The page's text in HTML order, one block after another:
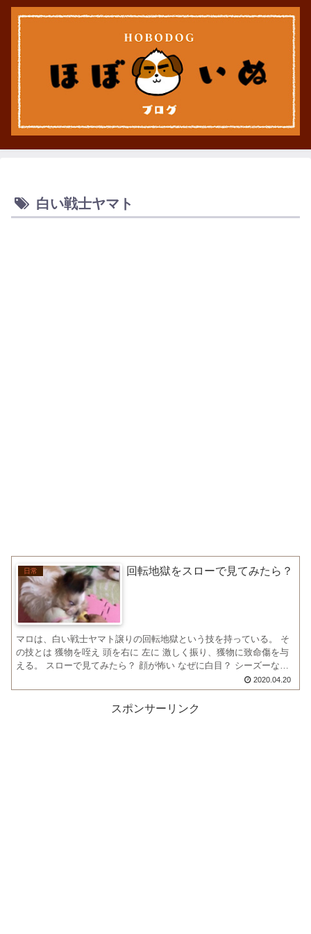
白い戦士ヤマト
日常 回転地獄をスローで見てみたら？
マロは、白い戦士ヤマト譲りの回転地獄という技を持っている。 そ
の技とは 獲物を咥え 頭を右に 左に 激しく振り、獲物に致命傷を与
える。 スローで見てみたら？ 顔が怖い なぜに白目？ シーズーなの
2020.04.20
スポンサーリンク